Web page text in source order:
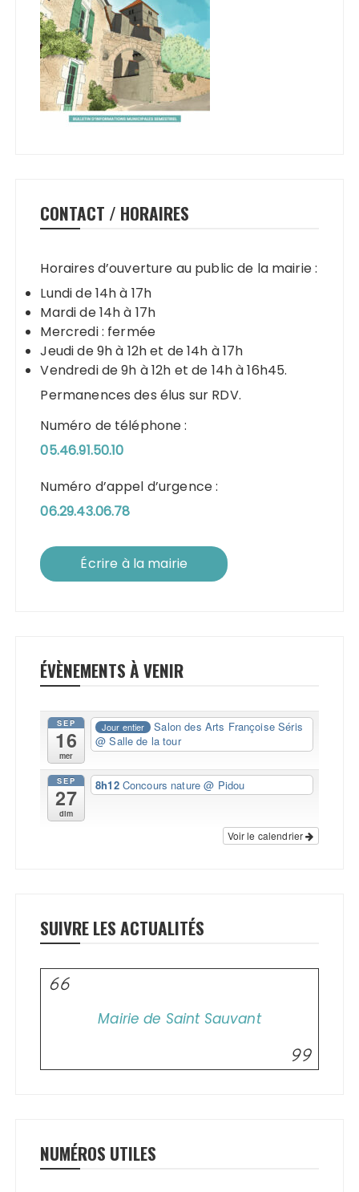
CONTACT / HORAIRES
Horaires d’ouverture au public de la mairie :
Lundi de 14h à 17h
Mardi de 14h à 17h
Mercredi : fermée
Jeudi de 9h à 12h et de 14h à 17h
Vendredi de 9h à 12h et de 14h à 16h45.
Permanences des élus sur RDV.
Numéro de téléphone :
05.46.91.50.10
Numéro d’appel d’urgence :
06.29.43.06.78
Écrire à la mairie
ÉVÈNEMENTS À VENIR
SEP
16
mer
Jour entier
Salon des Arts Françoise Séris
@ Salle de la tour
SEP
27
dim
8h12 Concours nature@ Pidou
Voir le calendrier
SUIVRE LES ACTUALITÉS
Mairie de Saint Sauvant
NUMÉROS UTILES